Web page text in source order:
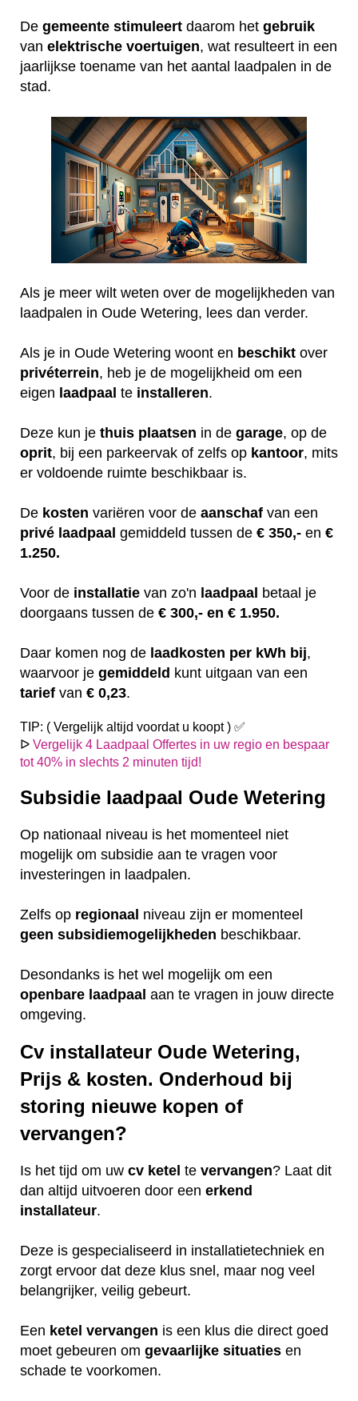
De gemeente stimuleert daarom het gebruik
van elektrische voertuigen, wat resulteert in een
jaarlijkse toename van het aantal laadpalen in de
stad.
Als je meer wilt weten over de mogelijkheden van
laadpalen in Oude Wetering, lees dan verder.
Als je in Oude Wetering woont en beschikt over
privéterrein, heb je de mogelijkheid om een
eigen laadpaal te installeren.
Deze kun je thuis plaatsen in de garage, op de
oprit, bij een parkeervak of zelfs op kantoor, mits
er voldoende ruimte beschikbaar is.
De kosten variëren voor de aanschaf van een
privé laadpaal gemiddeld tussen de € 350,- en €
1.250.
Voor de installatie van zo'n laadpaal betaal je
doorgaans tussen de € 300,- en € 1.950.
Daar komen nog de laadkosten per kWh bij,
waarvoor je gemiddeld kunt uitgaan van een
tarief van € 0,23.
TIP: ( Vergelijk altijd voordat u koopt ) ✅
ᐅ Vergelijk 4 Laadpaal Offertes in uw regio en bespaar
tot 40% in slechts 2 minuten tijd!
Subsidie laadpaal Oude Wetering
Op nationaal niveau is het momenteel niet
mogelijk om subsidie aan te vragen voor
investeringen in laadpalen.
Zelfs op regionaal niveau zijn er momenteel
geen subsidiemogelijkheden beschikbaar.
Desondanks is het wel mogelijk om een
openbare laadpaal aan te vragen in jouw directe
omgeving.
Cv installateur Oude Wetering,
Prijs & kosten. Onderhoud bij
storing nieuwe kopen of
vervangen?
Is het tijd om uw cv ketel te vervangen? Laat dit
dan altijd uitvoeren door een erkend
installateur.
Deze is gespecialiseerd in installatietechniek en
zorgt ervoor dat deze klus snel, maar nog veel
belangrijker, veilig gebeurt.
Een ketel vervangen is een klus die direct goed
moet gebeuren om gevaarlijke situaties en
schade te voorkomen.